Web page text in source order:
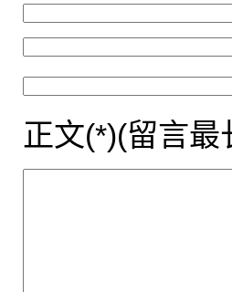
正文(*)(留言最